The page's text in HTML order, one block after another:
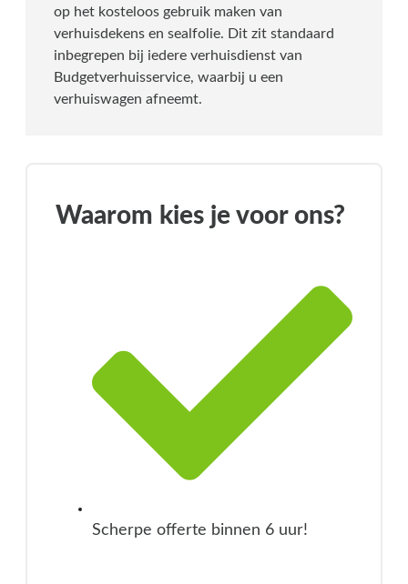
op het kosteloos gebruik maken van
verhuisdekens en sealfolie. Dit zit standaard
inbegrepen bij iedere verhuisdienst van
Budgetverhuisservice, waarbij u een
verhuiswagen afneemt.
Waarom kies je voor ons?
Scherpe offerte binnen 6 uur!